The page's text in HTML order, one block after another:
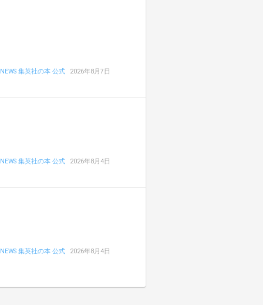
NEWS 集英社の本 公式 2026年8月7日
NEWS 集英社の本 公式 2026年8月4日
NEWS 集英社の本 公式 2026年8月4日